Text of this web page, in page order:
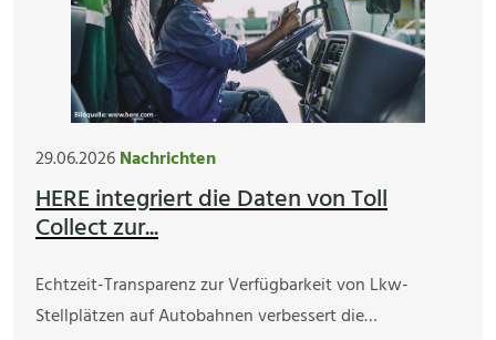
29.06.2026Nachrichten
HERE integriert die Daten von Toll
Collect zur...
Echtzeit-Transparenz zur Verfügbarkeit von Lkw-
Stellplätzen auf Autobahnen verbessert die…